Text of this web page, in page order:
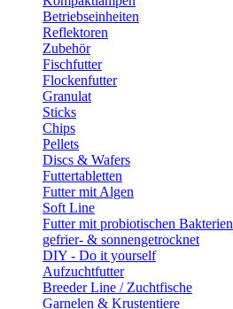
Betriebseinheiten
Reflektoren
Zubehör
Fischfutter
Flockenfutter
Granulat
Sticks
Chips
Pellets
Discs & Wafers
Futtertabletten
Futter mit Algen
Soft Line
Futter mit probiotischen Bakterien
gefrier- & sonnengetrocknet
DIY - Do it yourself
Aufzuchtfutter
Breeder Line / Zuchtfische
Garnelen & Krustentiere